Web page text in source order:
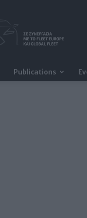
Publications